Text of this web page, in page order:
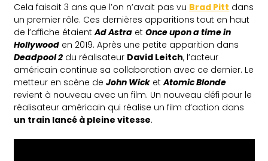
Cela faisait 3 ans que l’on n’avait pas vu Brad Pitt dans
un premier rôle. Ces dernières apparitions tout en haut
de l’affiche étaientAd Astra etOnce upon a time in
Hollywood en 2019. Après une petite apparition dans
Deadpool 2 du réalisateur David Leitch, l’acteur
américain continue sa collaboration avec ce dernier. Le
metteur en scène deJohn Wick etAtomic Blonde
revient à nouveau avec un film. Un nouveau défi pour le
réalisateur américain qui réalise un film d’action dans
un train lancé à pleine vitesse.